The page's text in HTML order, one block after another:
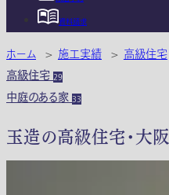
資料請求
ホーム > 施工実績 > 高級住宅
高級住宅29
中庭のある家33
玉造の高級住宅・大阪